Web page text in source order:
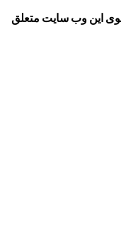
این وب سایت متعلق